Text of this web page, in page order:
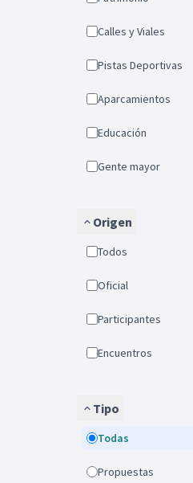
Calles y Viales
Pistas Deportivas
Aparcamientos
Educación
Gente mayor
Origen
Todos
Oficial
Participantes
Encuentros
Tipo
Todas
Propuestas